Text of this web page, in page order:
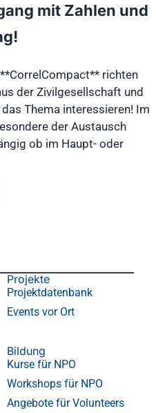
mit Zahlen und
richten
der Zivilgesellschaft und
Thema interessieren! Im
der Austausch
ob im Haupt- oder
Projekte
Projektdatenbank
Events vor Ort
Bildung
Kurse für NPO
Workshops für NPO
Angebote für Volunteers